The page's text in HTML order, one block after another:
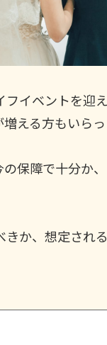
イベントを迎
える方もいらっ
保障で十分か
か、想定され